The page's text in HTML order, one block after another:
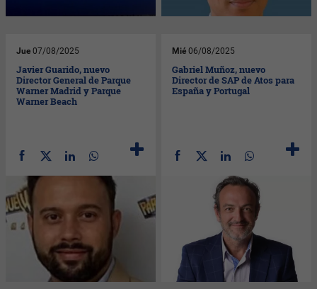
Jue 07/08/2025
Javier Guarido, nuevo
Director General de Parque
Warner Madrid y Parque
Warner Beach
Mié 06/08/2025
Gabriel Muñoz, nuevo
Director de SAP de Atos para
España y Portugal